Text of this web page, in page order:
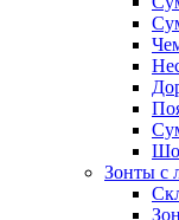
Зонты с